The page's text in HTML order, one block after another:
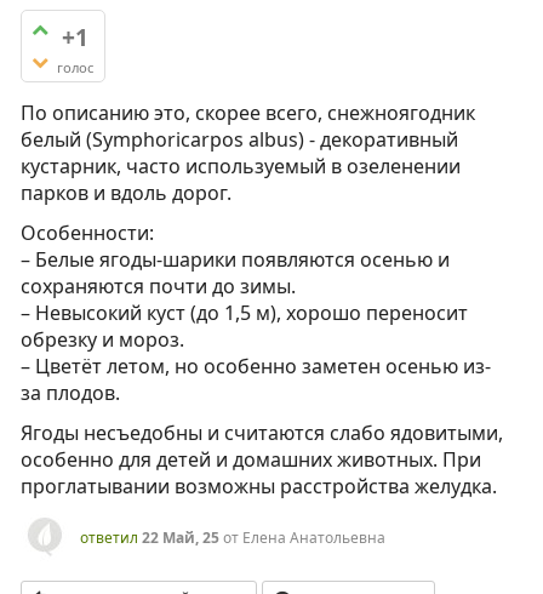
+1
голос
По описанию это, скорее всего, снежноягодник
белый (Symphoricarpos albus) - декоративный
кустарник, часто используемый в озеленении
парков и вдоль дорог.
Особенности:
– Белые ягоды-шарики появляются осенью и
сохраняются почти до зимы.
– Невысокий куст (до 1,5 м), хорошо переносит
обрезку и мороз.
– Цветёт летом, но особенно заметен осенью из-
за плодов.
Ягоды несъедобны и считаются слабо ядовитыми,
особенно для детей и домашних животных. При
проглатывании возможны расстройства желудка.
ответил 22 Май, 25от Елена Анатольевна